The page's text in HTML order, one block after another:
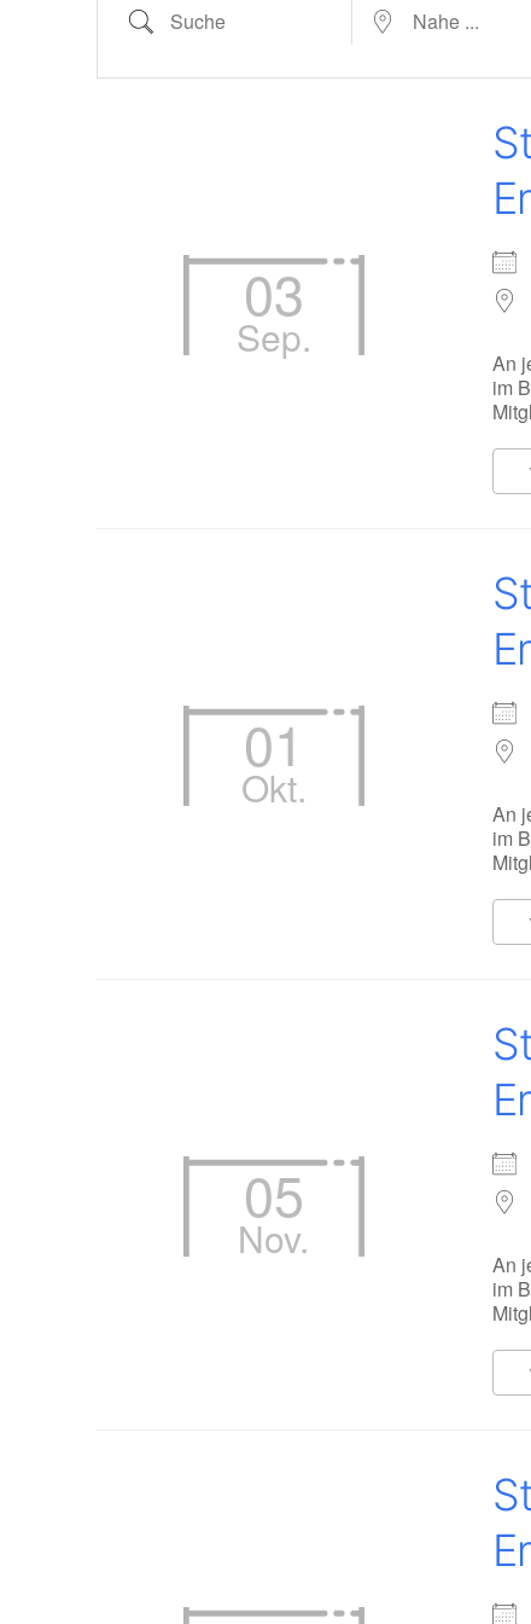
Suche Nahe ...
03
Sep.
An
im
01
Okt.
An
im
05
Nov.
An
im